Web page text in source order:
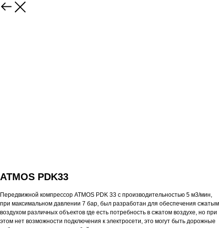
ATMOS PDK33
Передвижной компрессор ATMOS PDK 33 с производительностью 5 м3/мин,
при максимальном давлении 7 бар, был разработан для обеспечения сжатым
воздухом различных объектов где есть потребность в сжатом воздухе, но при
этом нет возможности подключения к электросети, это могут быть дорожные